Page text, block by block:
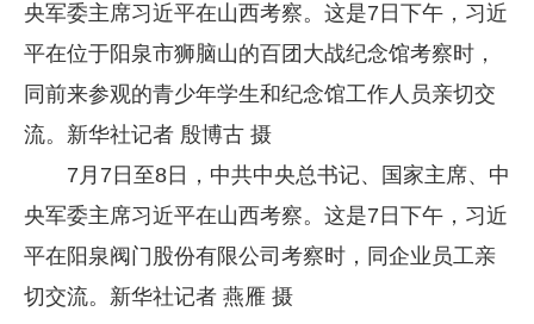
央军委主席习近平在山西考察。这是7日下午，习近
平在位于阳泉市狮脑山的百团大战纪念馆考察时，
同前来参观的青少年学生和纪念馆工作人员亲切交
流。新华社记者 殷博古 摄
7月7日至8日，中共中央总书记、国家主席、中
央军委主席习近平在山西考察。这是7日下午，习近
平在阳泉阀门股份有限公司考察时，同企业员工亲
切交流。新华社记者 燕雁 摄